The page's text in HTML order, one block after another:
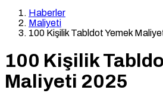
Haberler
Maliyeti
100 Kişilik Tabldot Yemek
100 Kişilik
Maliyeti 2025